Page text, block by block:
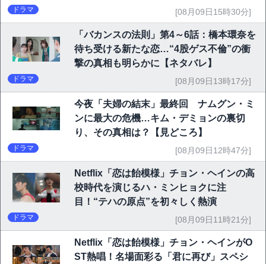
ドラマ [08月09日15時30分]
「バカンスの法則」第4～6話：橋本環奈を
待ち受ける新たな恋…“4股ゲス不倫”の衝
撃の真相も明らかに【ネタバレ】
ドラマ [08月09日13時17分]
今夜「夫婦の結末」最終回 ナムグン・ミ
ンに最大の危機…キム・デミョンの裏切
り、その真相は？【見どころ】
ドラマ [08月09日12時47分]
Netflix「恋は飴模様」チョン・ヘインの高
校時代を演じるハ・ミンヒョクに注
目！“テハの原点”を初々しく熱演
ドラマ [08月09日11時21分]
Netflix「恋は飴模様」チョン・ヘインがO
ST熱唱！名場面彩る「君に再び」スペシ